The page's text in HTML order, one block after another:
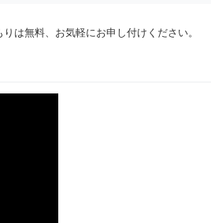
は無料、お気軽にお申し付けください。